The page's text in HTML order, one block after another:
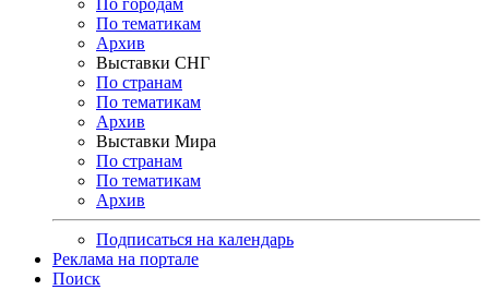
По городам
По тематикам
Архив
Выставки СНГ
По странам
По тематикам
Архив
Выставки Мира
По странам
По тематикам
Архив
Подписаться на календарь
Реклама на портале
Поиск